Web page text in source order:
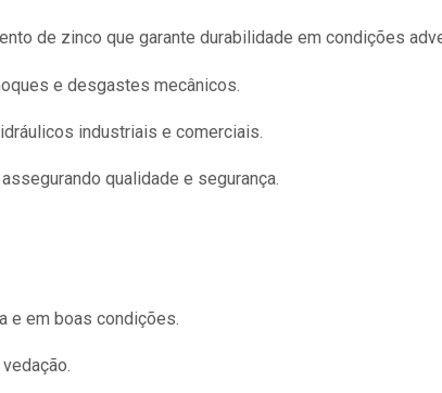
de zinco que garante durabilidade em condições
e desgastes mecânicos.
industriais e comerciais.
qualidade e segurança.
e em boas condições.